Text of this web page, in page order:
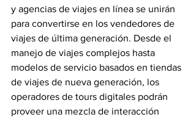
y agencias de viajes en línea se unirán
para convertirse en los vendedores de
viajes de última generación. Desde el
manejo de viajes complejos hasta
modelos de servicio basados en tiendas
de viajes de nueva generación, los
operadores de tours digitales podrán
proveer una mezcla de interacción